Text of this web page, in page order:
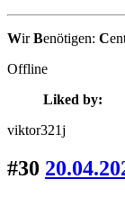
WirBenötigen: C
Offline
Liked by:
viktor321j
#30